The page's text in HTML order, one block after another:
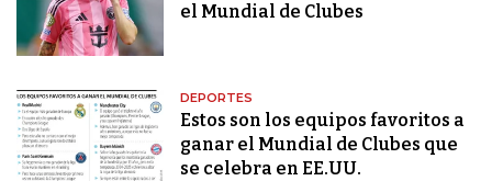
el Mundial de Clubes
DEPORTES
Estos son los equipos favoritos a
ganar el Mundial de Clubes que
se celebra en EE.UU.